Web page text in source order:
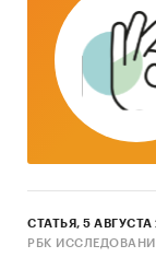
официальной
продаже
предприятий.
СТАТЬЯ, 5 АВГУСТА
РБК